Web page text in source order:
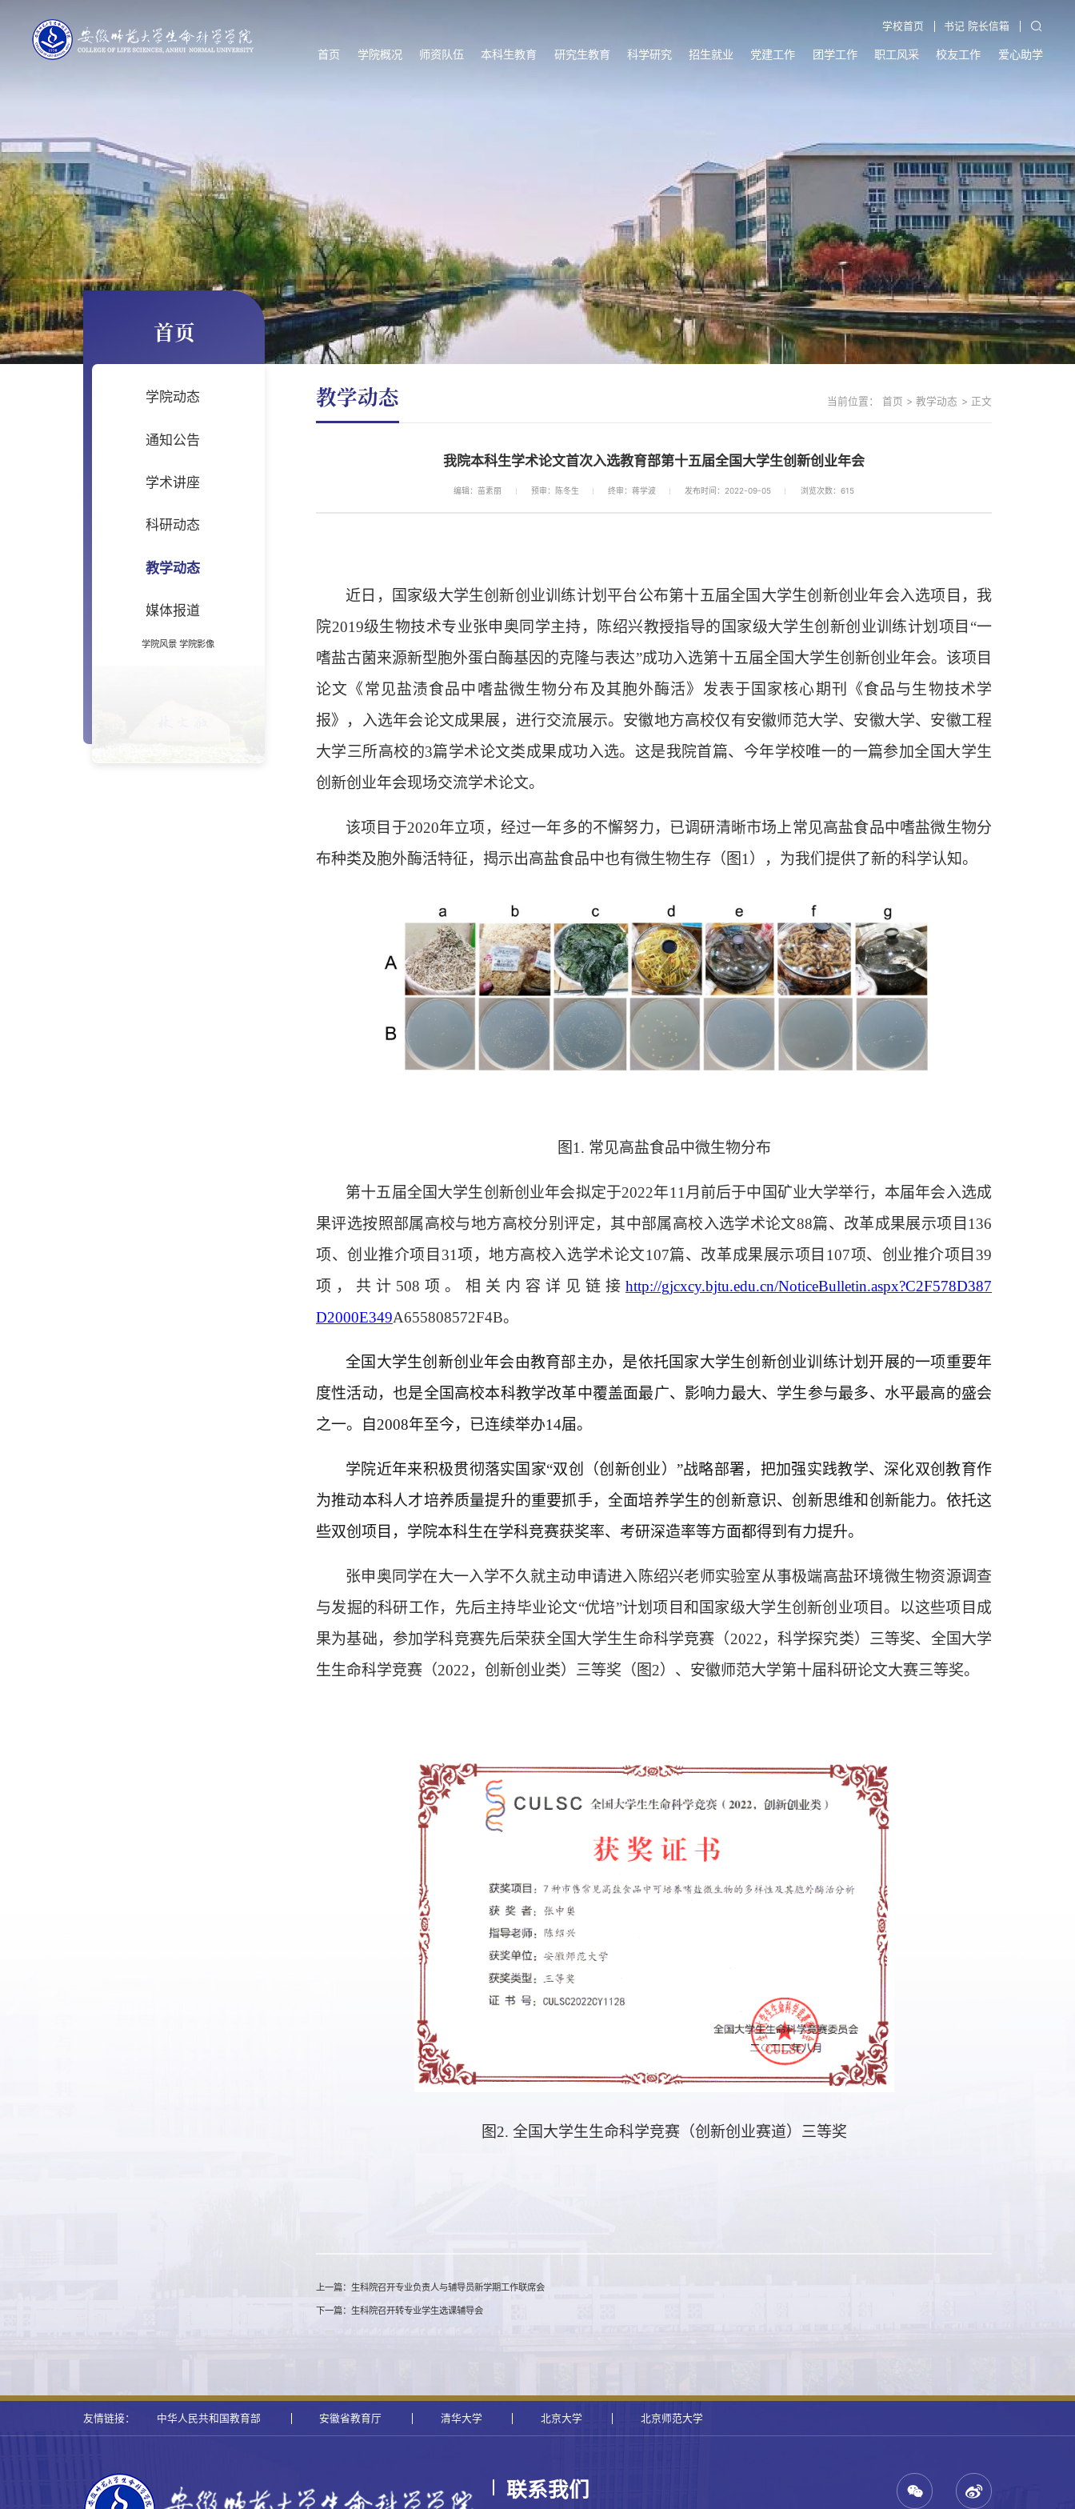
学校首页 书记 院长信箱
首页 学院概况 师资队伍 本科生教育 研究生教育 科学研究 招生就业 党建工作 团学工作 职工风采 校友工作 爱心助学
首页
学院动态
通知公告
学术讲座
科研动态
教学动态
媒体报道
学院风景 学院影像
教学动态 当前位置： 首页 > 教学动态 > 正文
我院本科生学术论文首次入选教育部第十五届全国大学生创新创业年会
编辑：苗素丽 预审：陈冬生 终审：蒋学波 发布时间：2022-09-05 浏览次数： 615
近日，国家级大学生创新创业训练计划平台公布第十五届全国大学生创新创业年会入选项目，我
院2019级生物技术专业张申奥同学主持，陈绍兴教授指导的国家级大学生创新创业训练计划项目 “一
嗜盐古菌来源新型胞外蛋白酶基因的克隆与表达”成功入选第十五届全国大学生创新创业年会。该项目
论文《常见盐渍食品中嗜盐微生物分布及其胞外酶活》发表于国家核心期刊《食品与生物技术学
报》，入选年会论文成果展 ，进行交流展示。安徽地方高校仅有安徽师范大学、安徽大学、安徽工程
大学三所高校的3篇学术论文类成果成功入选。这是我院首篇、今年学校唯一的一篇参加全国大学生
创新创业年会现场交流学术论文。
该项目于2020年立项， 经过一年多的不懈努力， 已调研清晰市场上常见高盐食品中嗜盐微生物分
布种类及胞外酶活特征， 揭示出高盐食品中也有微生物生存 （图1） ，为我们提供了新的科学认知。
图1. 常见高盐食品中微生物分布
第十五届全国大学生创新创业年会拟定于2022年11月前后于中国矿业大学举行，本届年会入选成
果评选按照部属高校与地方高校分别评定，其中部属高校入选学术论文88篇、改革成果展示项目136
项、创业推介项目31项，地方高校入选学术论文107篇、改革成果展示项目107项、创业推介项目39
项， 共计 508项。相关 内容 详见链接http://gjcxcy.bjtu.edu.cn/NoticeBulletin.aspx?C2F578D387
D2000E349A655808572F4B。
全国大学生创新创业年会由教育部主办，是依托国家大学生创新创业训练计划开展的一项重要年
度性活动，也是全国高校本科教学改革中覆盖面最广、影响力最大、学生参与最多、水平最高的盛会
之一。 自 2008年至今，已连续举办14届。
学院近年来积极贯彻落实国家“双创（创新创业） ”战略部署，把加强实践教学、深化双创教育作
为推动本科人才培养质量提升的重要抓手，全面培养学生的创新意识、创新思维和创新能力。依托这
些双创项目， 学院本科生在学科竞赛获奖率、考研深造率等方面都得到 有力提升。
张申奥同学在大一入学不久就主动申请进入陈绍兴老师实验室从事极端高盐环境微生物资源调查
与发掘的科研工作， 先后主持毕业论文“优培”计划项目和国家级大学生创新创业项目。 以这些项目成
果为基础， 参加学科竞赛先后荣获全国大学生生命科学竞赛（2022， 科学探究类）三等奖、 全国大学
生生命科学竞赛（2022，创新创业类）三等奖 （图2）、 安徽师范大学第十届科研论文大赛三等奖。
图2. 全国大学生生命科学竞赛（创新创业赛道）三等奖
上一篇：生科院召开专业负责人与辅导员新学期工作联席会
下一篇：生科院召开转专业学生选课辅导会
友情链接： 中华人民共和国教育部 安徽省教育厅 清华大学 北京大学 北京师范大学
联系我们